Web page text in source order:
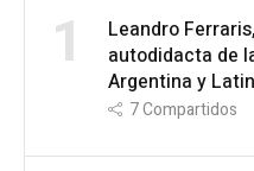
1
Leandro
autodidacta de
Argentina y
7Compartidos